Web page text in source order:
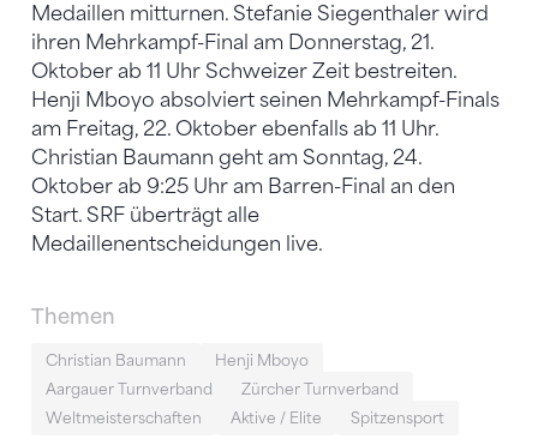
Medaillen mitturnen. Stefanie Siegenthaler wird
ihren Mehrkampf-Final am Donnerstag, 21.
Oktober ab 11 Uhr Schweizer Zeit bestreiten.
Henji Mboyo absolviert seinen Mehrkampf-Finals
am Freitag, 22. Oktober ebenfalls ab 11 Uhr.
Christian Baumann geht am Sonntag, 24.
Oktober ab 9:25 Uhr am Barren-Final an den
Start. SRF überträgt alle
Medaillenentscheidungen live.
Themen
Christian Baumann
Henji Mboyo
Aargauer Turnverband
Zürcher Turnverband
Weltmeisterschaften
Aktive / Elite Spitzensport